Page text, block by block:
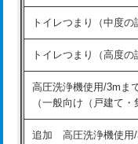
トイレつまり（中度の
トイレつまり（高度の
高圧洗浄機使用/3mま
（一般向け（戸建て・
追加 高圧洗浄機使用/